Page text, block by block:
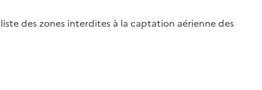
des zones interdites à la captation aérienne des